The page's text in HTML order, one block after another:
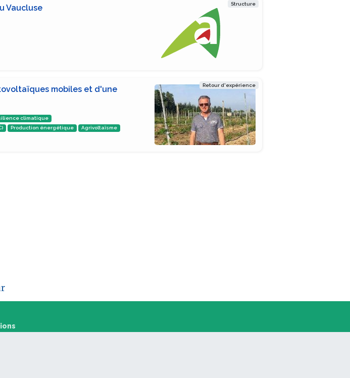
Structure
Vaucluse
Retour d'expérience
mobiles et d'une
climatique
Production énergétique Agrivoltaïsme